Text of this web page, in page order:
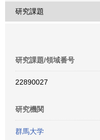
研究課題
研究課題/領域番号
22890027
研究機関
群馬大学